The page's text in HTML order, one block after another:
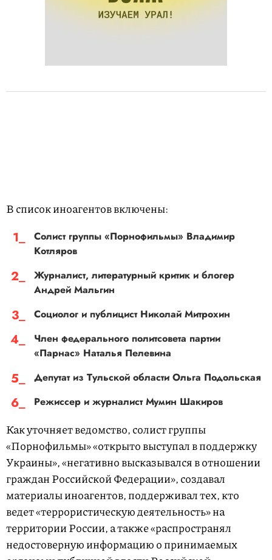
В список иноагентов включены:
Солист группы «Порнофильмы» Владимир
Котляров
Журналист, литературный критик и блогер
Андрей Мальгин
Социолог и публицист Николай Митрохин
Член федерального политсовета партии
«Парнас» Наталья Пелевина
Депутат из Тульской области Ольга Подольская
Режиссер и журналист Мумин Шакиров
Как уточняет ведомство, солист группы
«Порнофильмы» «открыто выступал в поддержку
Украины», «негативно высказывался в отношении
граждан Российской Федерации», создавал
материалы иноагентов, поддерживал тех, кто
ведет «террористическую деятельность» на
территории России, а также «распространял
недостоверную информацию о принимаемых